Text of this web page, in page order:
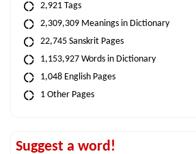
2,921 Tags
2,309,309 Meanings in Dictionary
22,745 Sanskrit Pages
1,153,927 Words in Dictionary
1,048 English Pages
1 Other Pages
Suggest a word!